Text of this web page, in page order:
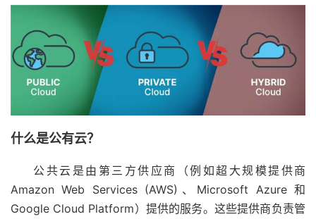
什么是公有云？
公共云是由第三方供应商（例如超大规模提供商
Amazon Web Services (AWS)、Microsoft Azure 和
Google Cloud Platform）提供的服务。这些提供商负责管